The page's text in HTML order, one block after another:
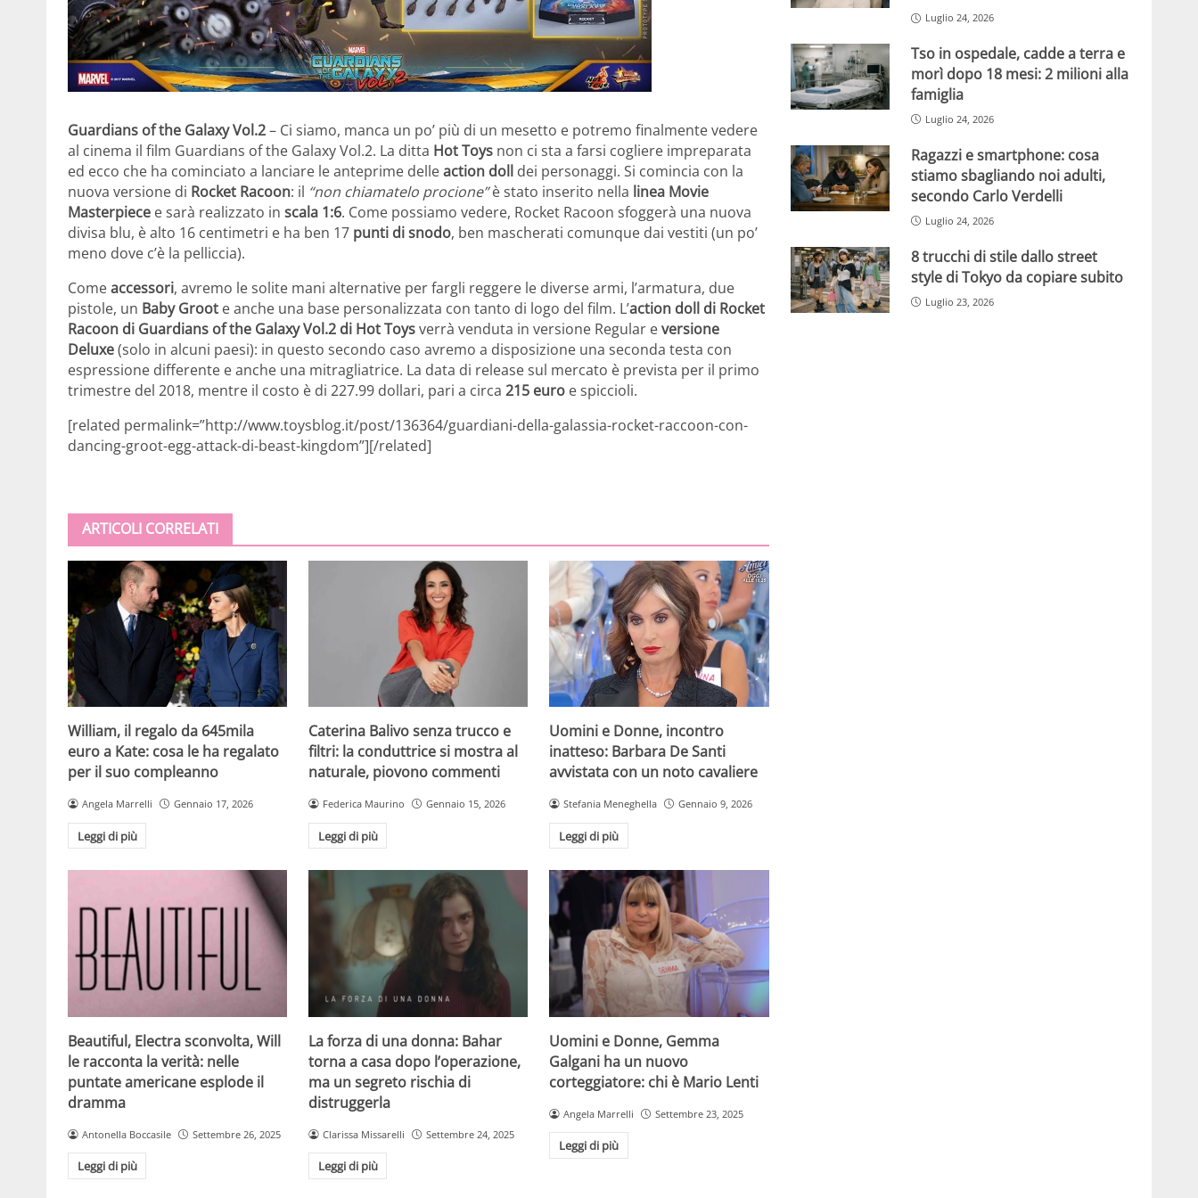
Guardians of the Galaxy Vol.2– Ci siamo, manca un po’ più di un mesetto e potremo finalmente vedere
al cinema il film Guardians of the Galaxy Vol.2. La ditta Hot Toys non ci sta a farsi cogliere impreparata
ed ecco che ha cominciato a lanciare le anteprime delleaction doll dei personaggi. Si comincia con la
nuova versione di Rocket Racoon: il “non chiamatelo procione”è stato inserito nella linea Movie
Masterpiece e sarà realizzato in scala 1:6. Come possiamo vedere, Rocket Racoon sfoggerà una nuova
divisa blu, è alto 16 centimetri e ha ben 17 punti di snodo, ben mascherati comunque dai vestiti (un po’
meno dove c’è la pelliccia).
Comeaccessori, avremo le solite mani alternative per fargli reggere le diverse armi, l’armatura, due
pistole, un Baby Groot e anche una base personalizzata con tanto di logo del film. L’action doll di Rocket
Racoon di Guardians of the Galaxy Vol.2 di Hot Toysverrà venduta in versione Regular eversione
Deluxe(solo in alcuni paesi): in questo secondo caso avremo a disposizione una seconda testa con
espressione differente e anche una mitragliatrice. La data di release sul mercato è prevista per il primo
trimestre del 2018, mentre il costo è di 227.99 dollari, pari a circa 215 euro e spiccioli.
[related permalink=”http://www.toysblog.it/post/136364/guardiani-della-galassia-rocket-raccoon-con-
dancing-groot-egg-attack-di-beast-kingdom”][/related]
ARTICOLI CORRELATI
William, il regalo da 645mila
euro a Kate: cosa le ha regalato
per il suo compleanno
Angela Marrelli Gennaio 17, 2026
Leggi di più
Caterina Balivo senza trucco e
filtri: la conduttrice si mostra al
naturale, piovono commenti
Federica Maurino Gennaio 15, 2026
Leggi di più
Uomini e Donne, incontro
inatteso: Barbara De Santi
avvistata con un noto cavaliere
Stefania Meneghella Gennaio 9, 2026
Leggi di più
Beautiful, Electra sconvolta, Will
le racconta la verità: nelle
puntate americane esplode il
dramma
Antonella Boccasile Settembre 26, 2025
Leggi di più
La forza di una donna: Bahar
torna a casa dopo l’operazione,
ma un segreto rischia di
distruggerla
Clarissa Missarelli Settembre 24, 2025
Leggi di più
Uomini e Donne, Gemma
Galgani ha un nuovo
corteggiatore: chi è Mario Lenti
Angela Marrelli Settembre 23, 2025
Leggi di più
Luglio 24, 2026
Tso in ospedale, cadde a terra e
morì dopo 18 mesi: 2 milioni alla
famiglia
Luglio 24, 2026
Ragazzi e smartphone: cosa
stiamo sbagliando noi adulti,
secondo Carlo Verdelli
Luglio 24, 2026
8 trucchi di stile dallo street
style di Tokyo da copiare subito
Luglio 23, 2026